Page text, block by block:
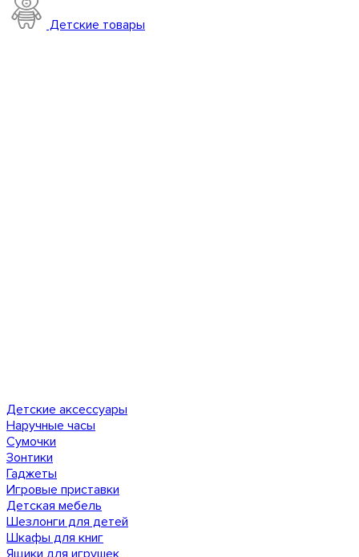
Детские товары
Детские аксессуары
Наручные часы
Сумочки
Зонтики
Гаджеты
Игровые приставки
Детская мебель
Шезлонги для детей
Шкафы для книг
Ящики для игрушек